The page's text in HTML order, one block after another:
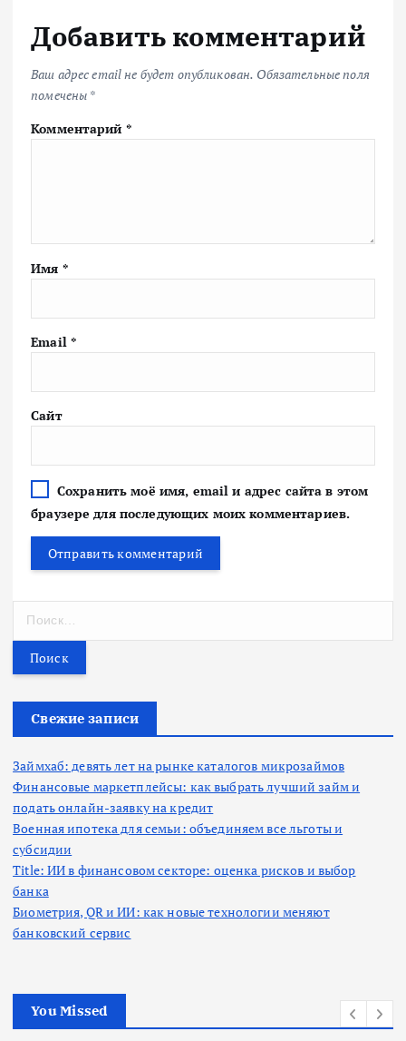
Добавить комментарий
Ваш адрес email не будет опубликован. Обязательные поля
помечены *
Комментарий *
Имя *
Email *
Сайт
Сохранить моё имя, email и адрес сайта в этом
браузере для последующих моих комментариев.
т
Свежие записи
Займхаб: девять лет на рынке каталогов микрозаймов
Финансовые маркетплейсы: как выбрать лучший займ и
подать онлайн-заявку на кредит
Военная ипотека для семьи: объединяем все льготы и
субсидии
Title: ИИ в финансовом секторе: оценка рисков и выбор
банка
Биометрия, QR и ИИ: как новые технологии меняют
банковский сервис
You Missed